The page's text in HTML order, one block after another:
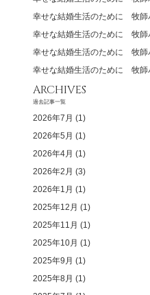
幸せな結婚生活のために 牧師
幸せな結婚生活のために 牧師
幸せな結婚生活のために 牧師
幸せな結婚生活のために 牧師
ARCHIVES
過去記事一覧
2026年7月 (1)
2026年5月 (1)
2026年4月 (1)
2026年2月 (3)
2026年1月 (1)
2025年12月 (1)
2025年11月 (1)
2025年10月 (1)
2025年9月 (1)
2025年8月 (1)